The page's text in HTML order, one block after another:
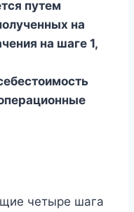
путем
на
на шаге 1,
четыре шага